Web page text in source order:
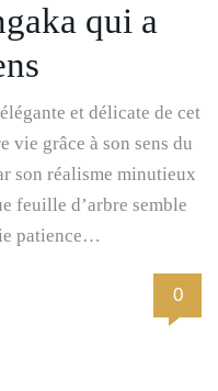
qui a
et délicate de cet
vie grâce à son sens du
son réalisme minutieux
feuille d’arbre semble
patience…
0